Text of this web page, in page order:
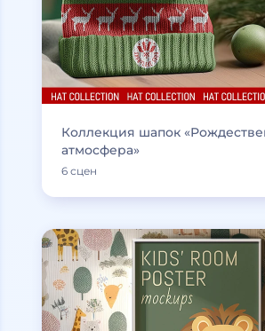
Коллекция шапок
атмосфера»
6 сцен